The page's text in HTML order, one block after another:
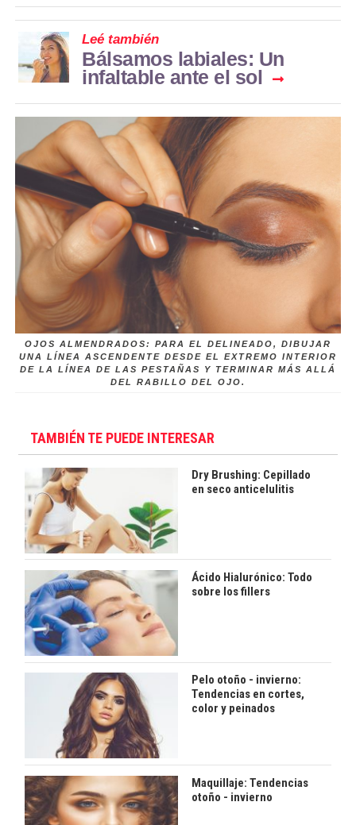
Leé también
Bálsamos labiales: Un
infaltable ante el sol
OJOS ALMENDRADOS: PARA EL DELINEADO, DIBUJAR
UNA LÍNEA ASCENDENTE DESDE EL EXTREMO INTERIOR
DE LA LÍNEA DE LAS PESTAÑAS Y TERMINAR MÁS ALLÁ
DEL RABILLO DEL OJO.
TAMBIÉN TE PUEDE INTERESAR
Dry Brushing: Cepillado
en seco anticelulitis
Ácido Hialurónico: Todo
sobre los fillers
Pelo otoño - invierno:
Tendencias en cortes,
color y peinados
Maquillaje: Tendencias
otoño - invierno